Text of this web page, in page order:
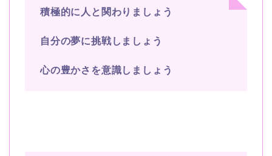
積極的に人と関わりましょう
自分の夢に挑戦しましょう
心の豊かさを意識しましょう